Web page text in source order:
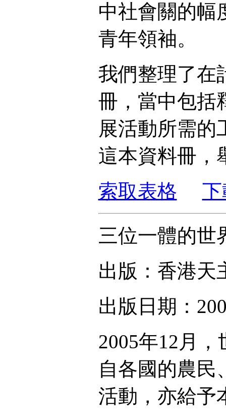
中社會關的幅
青年領袖。
我們整理了在
冊，當中包括
展活動所需的
這本資料冊，
索取表格
三位一體的世
出版：香港天
出版日期：
2005年12月
自各國的農民
活動，亦給予